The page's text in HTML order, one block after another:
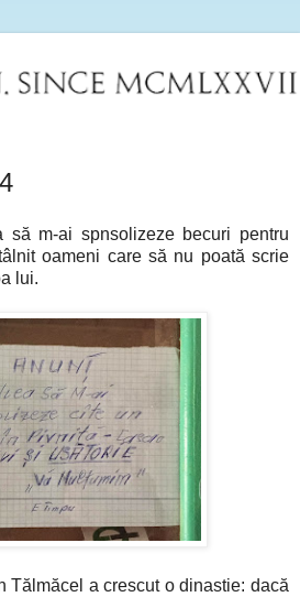
să m-ai spnsolizeze becuri pentru
oameni care să nu poată scrie
lui.
Tălmăcel a crescut o dinastie: dacă